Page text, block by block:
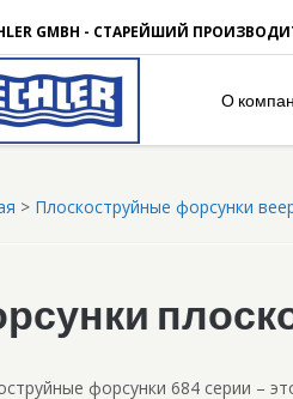
GMBH - СТАРЕЙШИЙ
О
> Плоскоструйные форсунки
форсунки 684 серии –